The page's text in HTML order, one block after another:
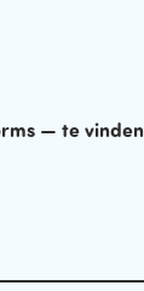
— te vinden